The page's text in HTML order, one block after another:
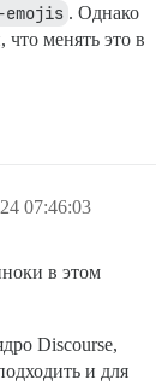
emojis . Однако
что менять это в
07:46:03
в этом
Discourse,
и для